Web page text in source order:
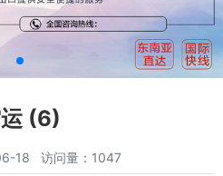
(6)
18 访问量：1047